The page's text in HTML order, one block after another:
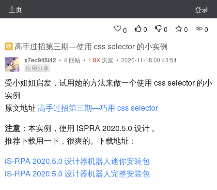
主页 登录
0 0 0 0 0
高手过招第三期—使用 css selector 的小实例
x7ec945i42 • 4 回帖 • 1.8K浏览 • 2020-11-18 00:43:54
应用分享
受小姐姐启发，试用她的方法来做一个使用 css selector 的小
实例
原文地址 高手过招第三期—巧用 css selector
注意 ：本实例，使用 ISPRA 2020.5.0 设计 。
推荐下载用一下，很爽的。下载地址：
iS-RPA 2020.5.0 设计器机器人迷你安装包
iS-RPA 2020.5.0 设计器机器人完整安装包